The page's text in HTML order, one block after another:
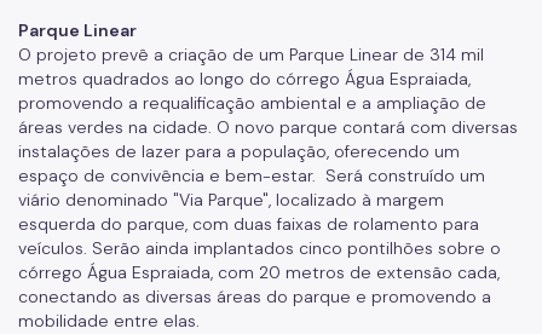
Parque Linear
O projeto prevê a criação de um Parque Linear de 314 mil
metros quadrados ao longo do córrego Água Espraiada,
promovendo a requalificação ambiental e a ampliação de
áreas verdes na cidade. O novo parque contará com diversas
instalações de lazer para a população, oferecendo um
espaço de convivência e bem-estar. Será construído um
viário denominado "Via Parque", localizado à margem
esquerda do parque, com duas faixas de rolamento para
veículos. Serão ainda implantados cinco pontilhões sobre o
córrego Água Espraiada, com 20 metros de extensão cada,
conectando as diversas áreas do parque e promovendo a
mobilidade entre elas.